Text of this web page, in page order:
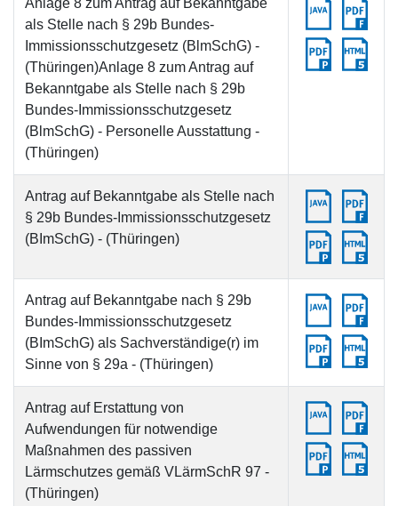
Anlage 8 zum Antrag auf Bekanntgabe
als Stelle nach § 29b Bundes-
Immissionsschutzgesetz (BlmSchG) -
(Thüringen)Anlage 8 zum Antrag auf
Bekanntgabe als Stelle nach § 29b
Bundes-Immissionsschutzgesetz
(BlmSchG) - Personelle Ausstattung -
(Thüringen)
Antrag auf Bekanntgabe als Stelle nach
§ 29b Bundes-Immissionsschutzgesetz
(BImSchG) - (Thüringen)
Antrag auf Bekanntgabe nach § 29b
Bundes-Immissionsschutzgesetz
(BImSchG) als Sachverständige(r) im
Sinne von § 29a - (Thüringen)
Antrag auf Erstattung von
Aufwendungen für notwendige
Maßnahmen des passiven
Lärmschutzes gemäß VLärmSchR 97 -
(Thüringen)